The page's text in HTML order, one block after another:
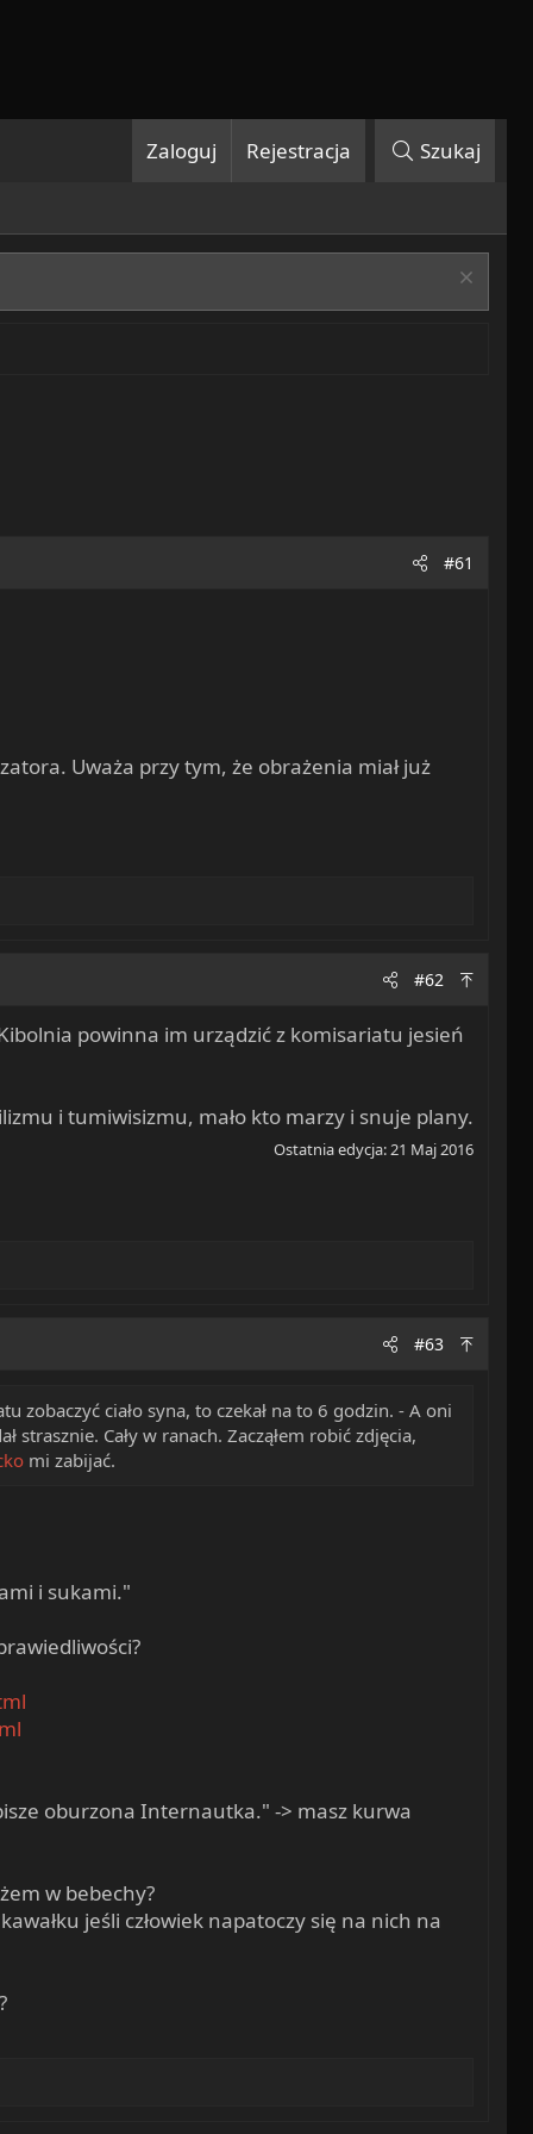
Zaloguj Rejestracja Szukaj
#61
Uważa przy tym, że obrażenia miał już
#62
powinna im urządzić z komisariatu jesień
i tumiwisizmu, mało kto marzy i snuje plany.
Ostatnia edycja: 21 Maj 2016
#63
ciało syna, to czekał na to 6 godzin. - A oni
Cały w ranach. Zacząłem robić zdjęcia,
mi zabijać.
i sukami."
oburzona Internautka." -> masz kurwa
w bebechy?
jeśli człowiek napatoczy się na nich na